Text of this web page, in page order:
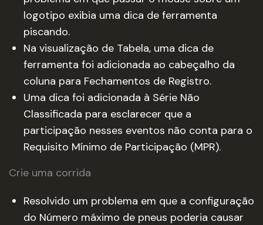
logotipo exibia uma dica de ferramenta
piscando.
Na visualização de Tabela, uma dica de
ferramenta foi adicionada ao cabeçalho da
coluna para Fechamentos de Registro.
Uma dica foi adicionada à Série Não
Classificada para esclarecer que a
participação nesses eventos não conta para o
Requisito Mínimo de Participação (MPR).
Crie uma corrida
Resolvido um problema em que a configuração
do Número máximo de pneus poderia causar